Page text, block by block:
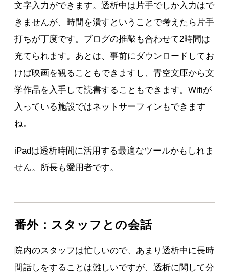
文字入力ができます。透析中は片手でしか入力はで
きませんが、時間を潰すということで考えたら片手
打ちが丁度です。ブログの推敲も合わせて2時間は
充てられます。あとは、事前にダウンロードしてお
けば映画を観ることもできますし、青空文庫から文
学作品を入手して読書することもできます。Wifiが
入っている施設ではネットサーフィンもできます
ね。
iPadは透析時間に活用する最適なツールかもしれま
せん。所長も愛用者です。
番外：スタッフとの会話
院内のスタッフは忙しいので、あまり透析中に長時
間話しをすることは難しいですが、透析に関して分